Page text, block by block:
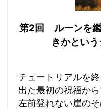
第2回 ルーンを
きかとい
チュートリアルを
出た最初の祝福か
左前登れない崖の